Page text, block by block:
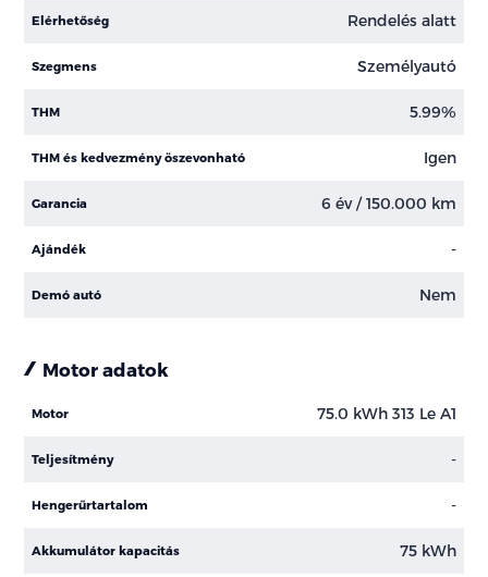
Elérhetőség Rendelés alatt
Szegmens Személyautó
THM 5.99%
THM és kedvezmény öszevonható Igen
Garancia 6 év / 150.000 km
Ajándék -
Demó autó Nem
Motor adatok
Motor 75.0 kWh 313 Le A1
Teljesítmény -
Hengerűrtartalom -
Akkumulátor kapacitás 75 kWh